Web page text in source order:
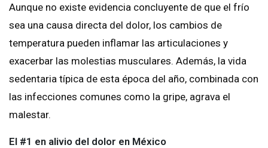
Aunque no existe evidencia concluyente de que el frío
sea una causa directa del dolor, los cambios de
temperatura pueden inflamar las articulaciones y
exacerbar las molestias musculares. Además, la vida
sedentaria típica de esta época del año, combinada con
las infecciones comunes como la gripe, agrava el
malestar.
El #1 en alivio del dolor en México